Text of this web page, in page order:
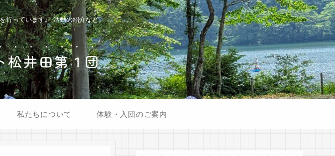
行っています。 活動の紹介など。
松井田第１団
私たちについて 体験・入団のご案内